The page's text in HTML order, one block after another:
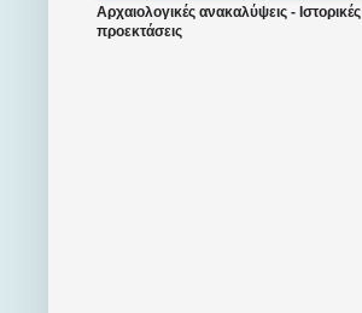
Αρχαιολογικές ανακαλύψεις - Ιστορικές
προεκτάσεις